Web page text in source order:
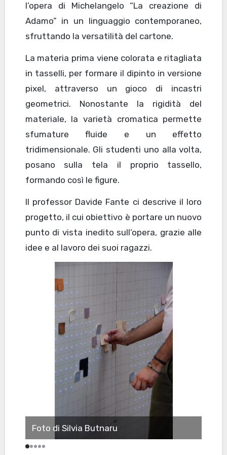
l’opera di Michelangelo “La creazione di
Adamo” in un linguaggio contemporaneo,
sfruttando la versatilità del cartone.
La materia prima viene colorata e ritagliata
in tasselli, per formare il dipinto in versione
pixel, attraverso un gioco di incastri
geometrici. Nonostante la rigidità del
materiale, la varietà cromatica permette
sfumature fluide e un effetto
tridimensionale. Gli studenti uno alla volta,
posano sulla tela il proprio tassello,
formando così le figure.
Il professor Davide Fante ci descrive il loro
progetto, il cui obiettivo è portare un nuovo
punto di vista inedito sull’opera, grazie alle
idee e al lavoro dei suoi ragazzi.
Foto di Silvia Butnaru